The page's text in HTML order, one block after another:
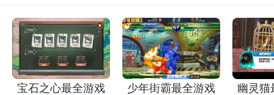
宝石之心最全游戏
少年街霸最全游戏
幽灵猫